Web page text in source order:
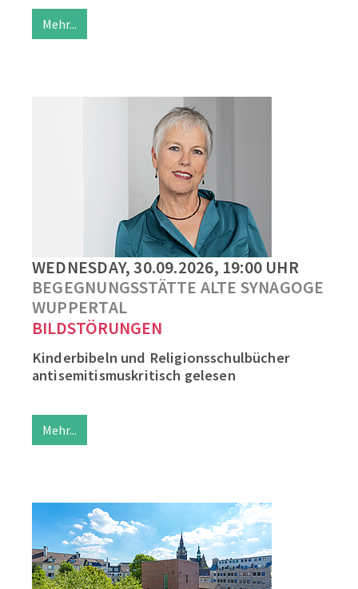
Mehr...
WEDNESDAY, 30.09.2026, 19:00 UHR
BEGEGNUNGSSTÄTTE ALTE SYNAGOGE
WUPPERTAL
BILDSTÖRUNGEN
Kinderbibeln und Religionsschulbücher
antisemitismuskritisch gelesen
Mehr...